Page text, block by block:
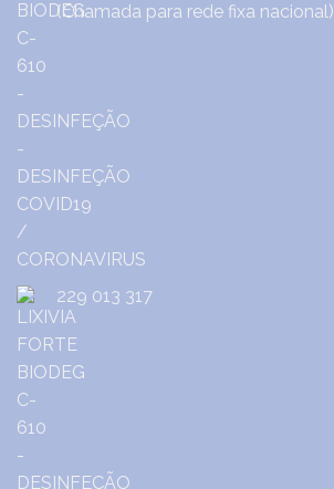
(Chamada para rede fixa nacional)
229 013 317